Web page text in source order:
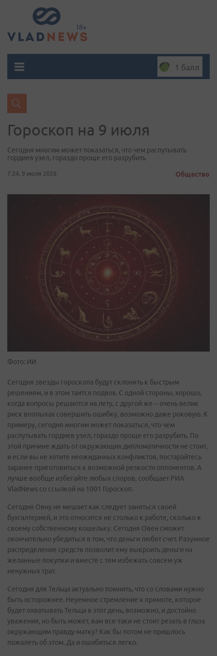
1 балл
Гороскоп на 9 июля
Сегодня многим может показаться, что чем распутывать
гордиев узел, гораздо проще его разрубить
7:24, 9 июля 2026 Общество
Фото: ИИ
Сегодня звезды гороскопа будут склонять к быстрым
решениям, и в этом таится подвох. С одной стороны, хорошо,
когда вопросы решаются на лету, с другой же – очень велик
риск впопыхах совершить ошибку, возможно даже роковую. К
примеру, сегодня многим может показаться, что чем
распутывать гордиев узел, гораздо проще его разрубить. По
этой причине ждать от окружающих дипломатичности не стоит,
и если вы не хотите неожиданных конфликтов, постарайтесь
заранее приготовиться к возможной резкости оппонентов. А
лучше вообще избегайте любых споров, сообщает РИА
VladNews со ссылкой на 1001 Гороскоп.
Сегодня Овну не мешает как следует заняться своей
бухгалтерией, и это относится не столько к работе, сколько к
своему собственному кошельку. Сегодня Овен сможет
окончательно убедиться в том, что деньги любят счет. Разумное
распределение средств позволит ему выкроить деньги на
желанные покупки и вместе с тем избежать совсем уж
ненужных трат.
Сегодня для Тельца актуально помнить, что со словами нужно
быть осторожнее. Неуемное стремление к прямоте, которое
будет охватывать Тельца в этот день, возможно, и достойно
уважения, но быть может, вам все-таки не стоит резать в глаза
окружающим правду-матку? Как бы потом не пришлось
пожалеть об этом. Да и ошибиться легко.